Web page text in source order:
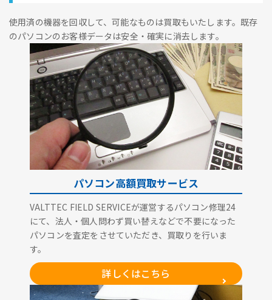
使用済の機器を回収して、可能なものは買取もいたします。既存
のパソコンのお客様データは安全・確実に消去します。
パソコン高額買取サービス
VALTTEC FIELD SERVICEが運営するパソコン修理24
にて、法人・個人問わず買い替えなどで不要になった
パソコンを査定をさせていただき、買取りを行いま
す。
詳しくはこちら